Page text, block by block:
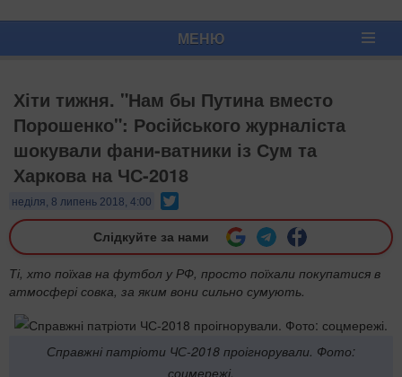
МЕНЮ
Хіти тижня. "Нам бы Путина вместо
Порошенко": Російського журналіста
шокували фани-ватники із Сум та
Харкова на ЧС-2018
неділя, 8 липень 2018, 4:00
Слідкуйте за нами
Ті, хто поїхав на футбол у РФ, просто поїхали покупатися в
атмосфері совка, за яким вони сильно сумують.
Справжні патріоти ЧС-2018 проігнорували. Фото:
соцмережі.